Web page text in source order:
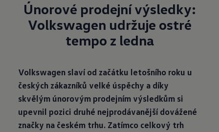
Únorové prodejní výsledky:
Volkswagen udržuje ostré
tempo z ledna
Volkswagen slaví od začátku letošního roku u
českých zákazníků velké úspěchy a díky
skvělým únorovým prodejním výsledkům si
upevnil pozici druhé nejprodávanější dovážené
značky na českém trhu. Zatímco celkový trh